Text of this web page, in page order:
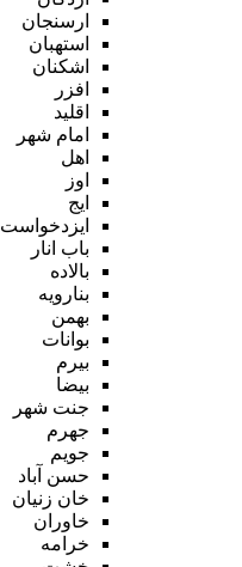
ارسنجان
استهبان
اشکنان
افزر
اقلید
امام شهر
اهل
اوز
ایج
ایزدخواست
باب انار
بالاده
بنارویه
بهمن
بوانات
بیرم
بیضا
جنت شهر
جهرم
جویم
حسن آباد
خان زنیان
خاوران
خرامه